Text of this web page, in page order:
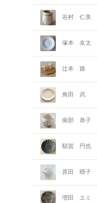
谷村 仁美
塚本 友太
辻本 路
角田 武
南部 恭子
額賀 円也
原田 晴子
増田 エミ